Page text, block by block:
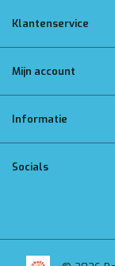
Klantenservice
Mijn account
Informatie
Socials